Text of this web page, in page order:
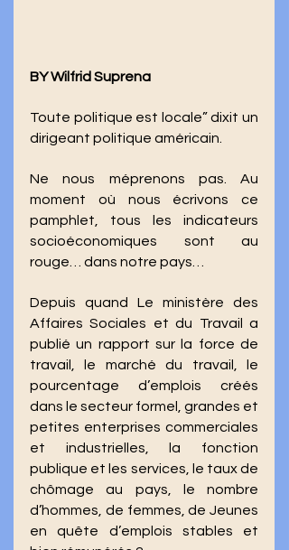
BY Wilfrid Suprena
Toute politique est locale” dixit un
dirigeant politique américain.
Ne nous méprenons pas. Au
moment où nous écrivons ce
pamphlet, tous les indicateurs
socioéconomiques sont au
rouge… dans notre pays…
Depuis quand Le ministère des
Affaires Sociales et du Travail a
publié un rapport sur la force de
travail, le marché du travail, le
pourcentage d’emplois créés
dans le secteur formel, grandes et
petites enterprises commerciales
et industrielles, la fonction
publique et les services, le taux de
chômage au pays, le nombre
d’hommes, de femmes, de Jeunes
en quête d’emplois stables et